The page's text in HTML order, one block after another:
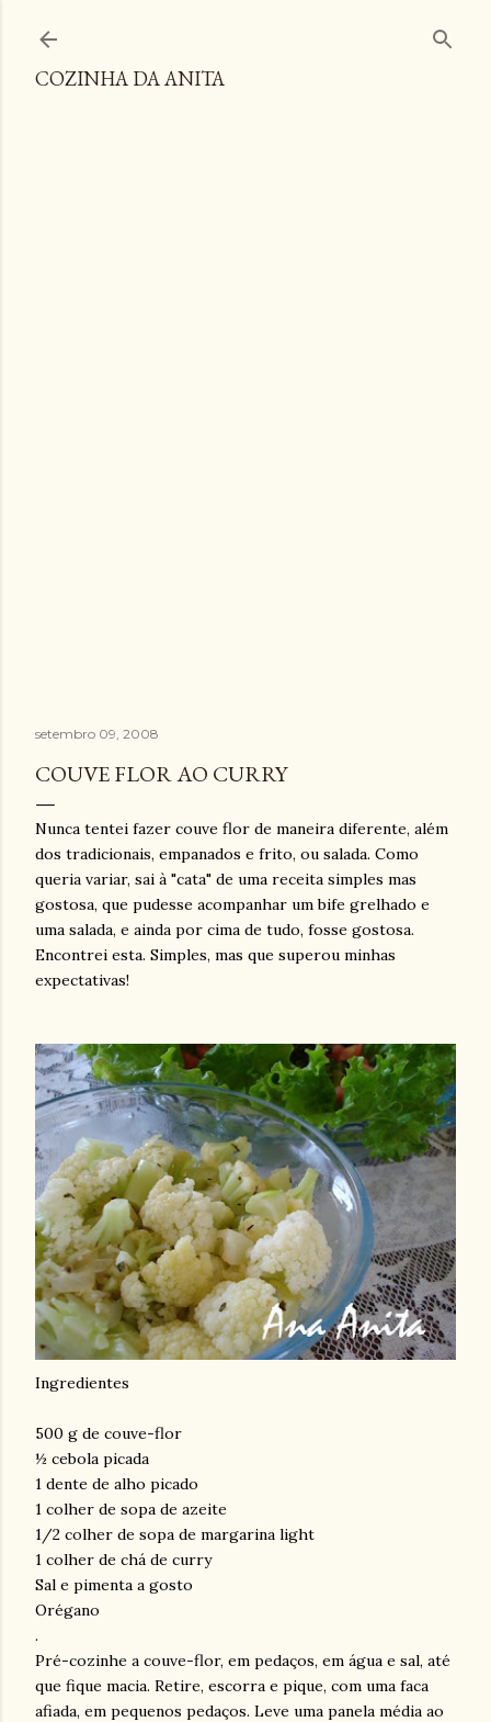
COZINHA DA ANITA
setembro 09, 2008
COUVE FLOR AO CURRY
Nunca tentei fazer couve flor de maneira diferente, além
dos tradicionais, empanados e frito, ou salada. Como
queria variar, sai à "cata" de uma receita simples mas
gostosa, que pudesse acompanhar um bife grelhado e
uma salada, e ainda por cima de tudo, fosse gostosa.
Encontrei esta. Simples, mas que superou minhas
expectativas!
Ingredientes
500 g de couve-flor
½ cebola picada
1 dente de alho picado
1 colher de sopa de azeite
1/2 colher de sopa de margarina light
1 colher de chá de curry
Sal e pimenta a gosto
Orégano
.
Pré-cozinhe a couve-flor, em pedaços, em água e sal, até
que fique macia. Retire, escorra e pique, com uma faca
afiada, em pequenos pedaços. Leve uma panela média ao